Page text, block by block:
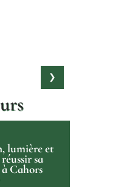
lumière et
sa
Cahors